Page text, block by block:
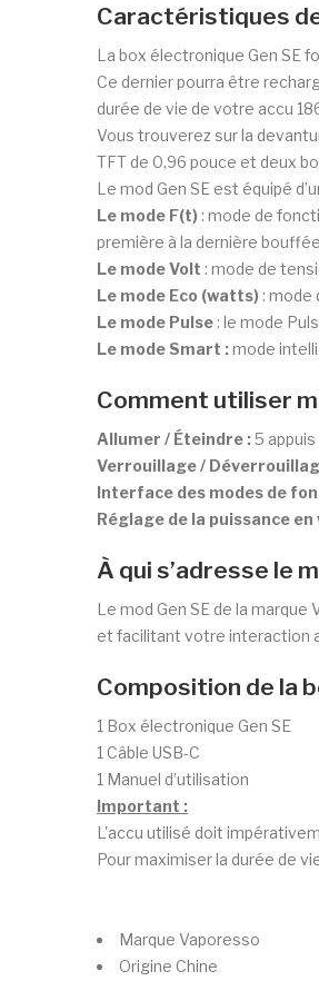
Caractéristiques
La box électronique Gen SE
Ce dernier pourra être
durée de vie de votre accu
Vous trouverez sur la
TFT de 0,96 pouce et deux
Le mod Gen SE est équipé
Le mode F(t) : mode de
première à la dernière
Le mode Volt : mode de
Le mode Eco (watts) : mode
Le mode Pulse: le mode
Le mode Smart :mode
Comment utiliser
Allumer / Éteindre :5
Verrouillage /
Interface des modes de
Réglage de la puissance
À qui s’adresse le
Le mod Gen SE de la
et facilitant votre interaction
Composition de la
1 Box électronique Gen SE
1 Câble USB-C
1 Manuel d’utilisation
Important :
L'accu utilisé doit
Pour maximiser la durée de
Marque Vaporesso
Origine Chine